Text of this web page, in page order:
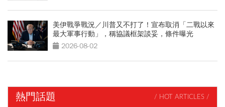
美伊戰爭戰況／川普又不打了！宣布取消「二戰以來
最大軍事行動」，稱協議框架談妥，條件曝光
2026-08-02
熱門話題 / HOT ARTICLES /